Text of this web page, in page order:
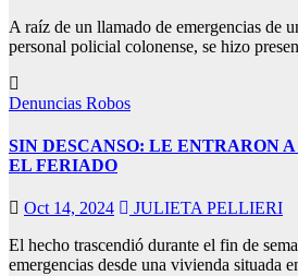
A raíz de un llamado de emergencias de
personal policial colonense, se hizo
Denuncias Robos
SIN DESCANSO: LE ENTRARON
EL FERIADO
Oct 14, 2024
JULIETA PELLIERI
El hecho trascendió durante el fin de
emergencias desde una vivienda situada